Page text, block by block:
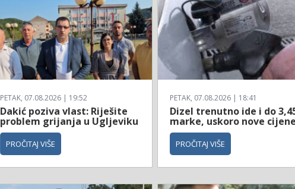
PETAK, 07.08.2026 | 19:52
Dakić poziva vlast: Riješite
problem grijanja u Ugljeviku
PROČITAJ VIŠE
PETAK, 07.08.2026 | 18:41
Dizel trenutno ide i do
marke, uskoro nove
PROČITAJ VIŠE